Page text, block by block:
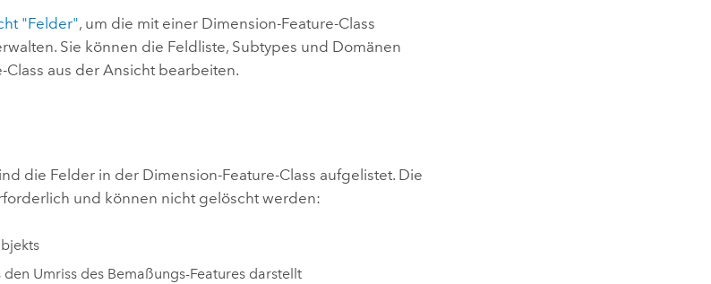
"Felder", um die mit einer Dimension-Feature-Class
Sie können die Feldliste, Subtypes und Domänen
aus der Ansicht bearbeiten.
die Felder in der Dimension-Feature-Class aufgelistet. Die
und können nicht gelöscht werden:
den Umriss des Bemaßungs-Features darstellt